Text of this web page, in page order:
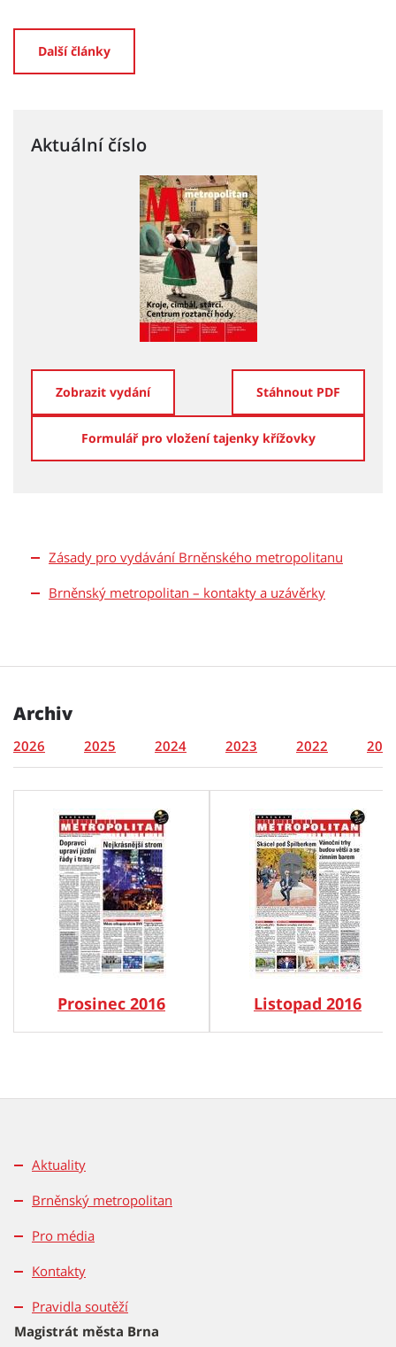
Další články
Aktuální číslo
Zobrazit vydání Stáhnout PDF
Formulář pro vložení tajenky křížovky
Zásady pro vydávání Brněnského metropolitanu
Brněnský metropolitan – kontakty a uzávěrky
Archiv
2026 2025 2024 2023 2022
Prosinec 2016 Listopad 2016
Aktuality
Brněnský metropolitan
Pro média
Kontakty
Pravidla soutěží
Magistrát města Brna